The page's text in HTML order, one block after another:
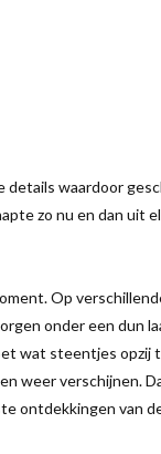
details waardoor
zo nu en dan uit
Op
onder een dun
wat steentjes opzij
weer verschijnen.
ontdekkingen van